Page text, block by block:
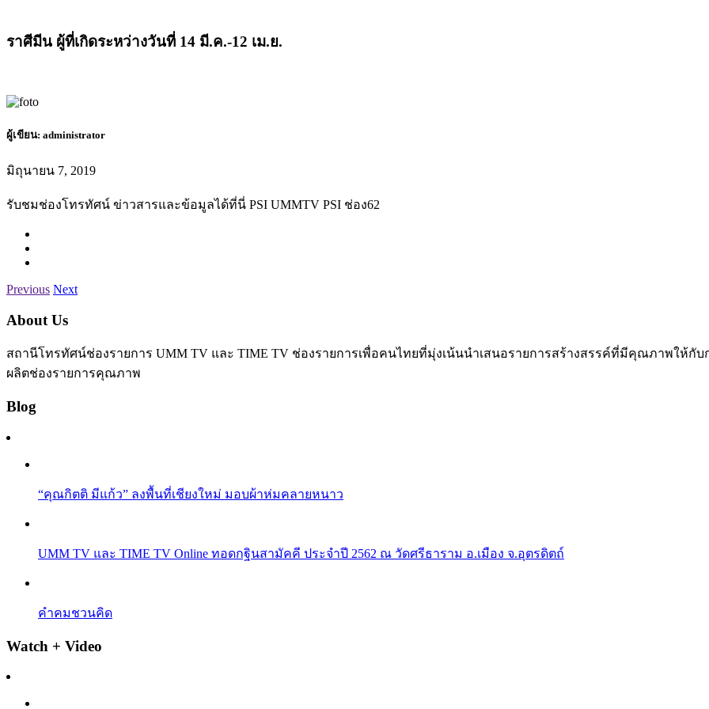
ราศีมีน ผู้ที่เกิดระหว่างวันที่ 14 มี.ค.-12 เม.ย.
ผู้เขียน: administrator
มิถุนายน 7, 2019
รับชมช่องโทรทัศน์ ข่าวสารและข้อมูลได้ที่นี่ PSI UMMTV PSI ช่อง62
Previous Next
About Us
สถานีโทรทัศน์ช่องรายการ UMM TV และ TIME TV ช่องรายการเพื่อคนไทยที่มุ่งเน้นนำเสนอรายการสร้างสรรค์ที่มีคุณภาพให้
ผลิตช่องรายการคุณภาพ
Blog
“คุณกิตติ มีแก้ว” ลงพื้นที่เชียงใหม่ มอบผ้าห่มคลายหนาว
UMM TV และ TIME TV Online ทอดกฐินสามัคคี ประจำปี 2562 ณ วัดศรีธาราม อ.เมือง จ.อุตรดิตถ์
คำคมชวนคิด
Watch + Video